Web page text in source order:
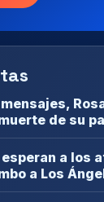
de su
a los
a Los